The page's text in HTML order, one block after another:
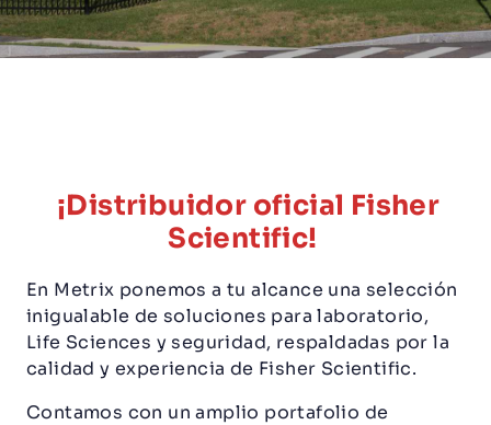
¡Distribuidor oficial Fisher
Scientific!
En Metrix ponemos a tu alcance una selección
inigualable de soluciones para laboratorio,
Life Sciences y seguridad, respaldadas por la
calidad y experiencia de Fisher Scientific.
Contamos con un amplio portafolio de